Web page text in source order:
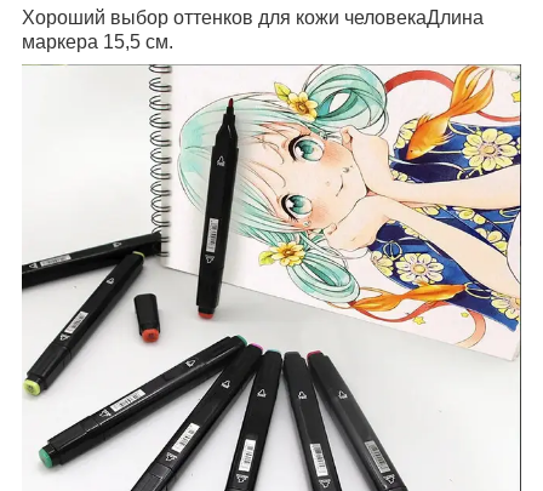
Хороший выбор оттенков для кожи человекаДлина
маркера 15,5 см.